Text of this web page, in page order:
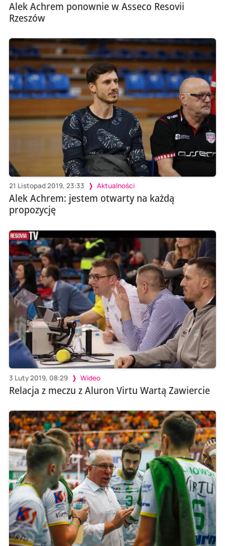
Alek Achrem ponownie w Asseco Resovii
Rzeszów
21 Listopad 2019, 23:33 Aktualności
Alek Achrem: jestem otwarty na każdą
propozycję
3 Luty 2019, 08:29 Wideo
Relacja z meczu z Aluron Virtu Wartą Zawiercie